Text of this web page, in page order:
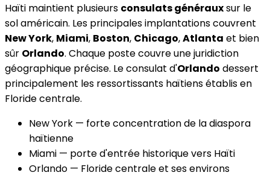
Haïti maintient plusieurs consulats générauxsur le
sol américain. Les principales implantations couvrent
New York, Miami, Boston, Chicago,Atlanta et bien
sûr Orlando. Chaque poste couvre une juridiction
géographique précise. Le consulat d'Orlando dessert
principalement les ressortissants haïtiens établis en
Floride centrale.
New York — forte concentration de la diaspora
haïtienne
Miami — porte d'entrée historique vers Haïti
Orlando — Floride centrale et ses environs